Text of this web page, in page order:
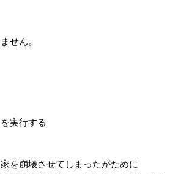
せん。
実行する
を崩壊させてしまったがために